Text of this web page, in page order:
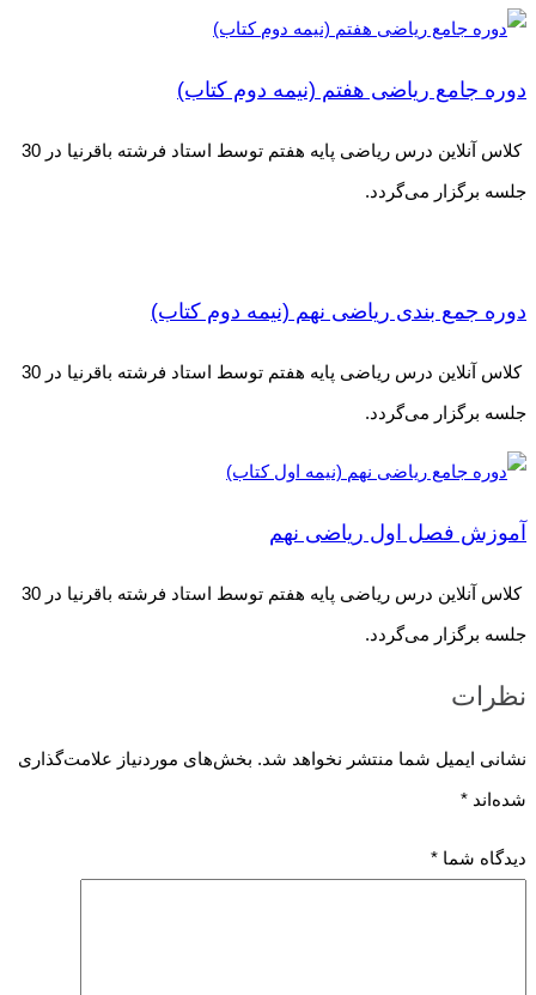
دوره جامع ریاضی هفتم (نیمه دوم کتاب)
کلاس آنلاین درس ریاضی پایه هفتم توسط استاد فرشته باقرنیا در 30
جلسه برگزار می‌گردد.
دوره جمع بندی ریاضی نهم (نیمه دوم کتاب)
کلاس آنلاین درس ریاضی پایه هفتم توسط استاد فرشته باقرنیا در 30
جلسه برگزار می‌گردد.
آموزش فصل اول ریاضی نهم
کلاس آنلاین درس ریاضی پایه هفتم توسط استاد فرشته باقرنیا در 30
جلسه برگزار می‌گردد.
نظرات
نشانی ایمیل شما منتشر نخواهد شد. بخش‌های موردنیاز علامت‌گذاری
شده‌اند *
دیدگاه شما *